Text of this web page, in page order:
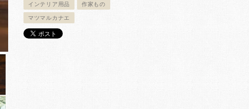
インテリア用品 作家もの
マツマルカナエ